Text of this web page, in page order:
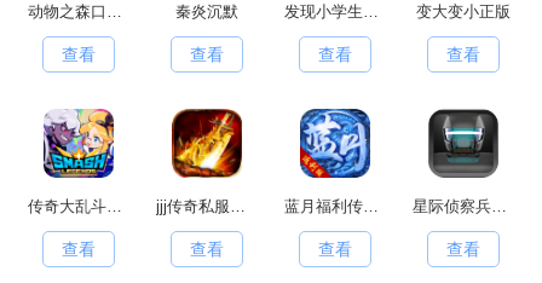
查看
秦炎沉默
查看 查看
变大变小正版
查看
传奇大乱斗原版
查看
jjj传奇私服手游无广告版
查看
蓝月福利传奇红包版
查看
星际侦察兵K1手游直装版
查看